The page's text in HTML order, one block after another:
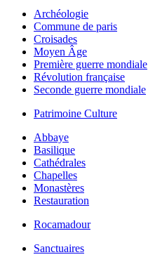
Archéologie
Commune de paris
Croisades
Moyen Âge
Première guerre mondiale
Révolution française
Seconde guerre mondiale
Patrimoine Culture
Abbaye
Basilique
Cathédrales
Chapelles
Monastères
Restauration
Rocamadour
Sanctuaires